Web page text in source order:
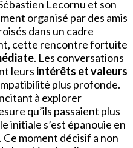
Lecornu et son
organisé par des amis
dans un cadre
cette rencontre fortuite
. Les conversations
leurs intérêts et valeurs
plus profonde.
à explorer
qu’ils passaient plus
initiale s’est épanouie en
. Ce moment décisif a non